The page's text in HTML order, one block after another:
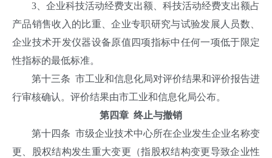
3、企业科技活动经费支出额、科技活动经费支出额占
产品销售收入的比重、企业专职研究与试验发展人员数、
企业技术开发仪器设备原值四项指标中任何一项低于限定
性指标的最低标准。
第十三条 市工业和信息化局对评价结果和评价报告进
行审核确认。评价结果由市工业和信息化局公布。
第四章 终止与撤销
第十四条 市级企业技术中心所在企业发生企业名称变
更、股权结构发生重大变更（指股权结构变更导致企业性